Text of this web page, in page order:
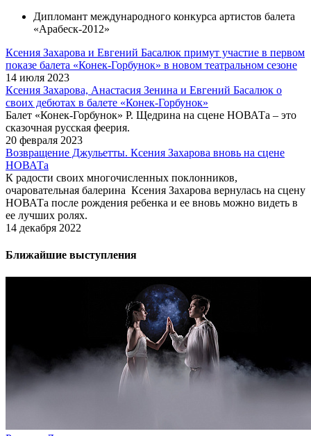
Дипломант международного конкурса артистов балета
«Арабеск-2012»
Ксения Захарова и Евгений Басалюк примут участие в первом
показе балета «Конек-Горбунок» в новом театральном сезоне
14 июля 2023
Ксения Захарова, Анастасия Зенина и Евгений Басалюк о
своих дебютах в балете «Конек-Горбунок»
Балет «Конек-Горбунок» Р. Щедрина на сцене НОВАТа – это
сказочная русская феерия.
20 февраля 2023
Возвращение Джульетты. Ксения Захарова вновь на сцене
НОВАТа
К радости своих многочисленных поклонников,
очаровательная балерина Ксения Захарова вернулась на сцену
НОВАТа после рождения ребенка и ее вновь можно видеть в
ее лучших ролях.
14 декабря 2022
Ближайшие выступления